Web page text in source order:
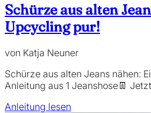
Schürze aus alten
Upcycling pur!
von Katja Neuner
Schürze aus alten Jeans nähen:
Anleitung aus 1 Jeanshose👖
Anleitung lesen